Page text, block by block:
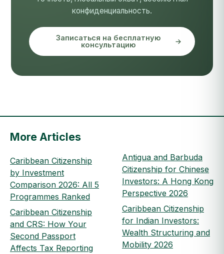
конфиденциальность.
Записаться на бесплатную
консультацию
More Articles
Caribbean Citizenship
by Investment
Comparison 2026: All 5
Programmes Ranked
Caribbean Citizenship
and CRS: How Your
Second Passport
Affects Tax Reporting
Antigua and Barbuda
Citizenship for Chinese
Investors: A Hong Kong
Perspective 2026
Caribbean Citizenship
for Indian Investors:
Wealth Structuring and
Mobility 2026